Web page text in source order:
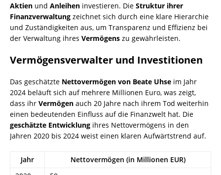
Aktien und Anleihen investieren. Die Struktur ihrer
Finanzverwaltung zeichnet sich durch eine klare Hierarchie
und Zuständigkeiten aus, um Transparenz und Effizienz bei
der Verwaltung ihres Vermögens zu gewährleisten.
Vermögensverwalter und Investitionen
Das geschätzte Nettovermögen von Beate Uhse im Jahr
2024 beläuft sich auf mehrere Millionen Euro, was zeigt,
dass ihr Vermögen auch 20 Jahre nach ihrem Tod weiterhin
einen bedeutenden Einfluss auf die Finanzwelt hat. Die
geschätzte Entwicklung ihres Nettovermögens in den
Jahren 2020 bis 2024 weist einen klaren Aufwärtstrend auf.
Jahr
Nettovermögen (in Millionen EUR)